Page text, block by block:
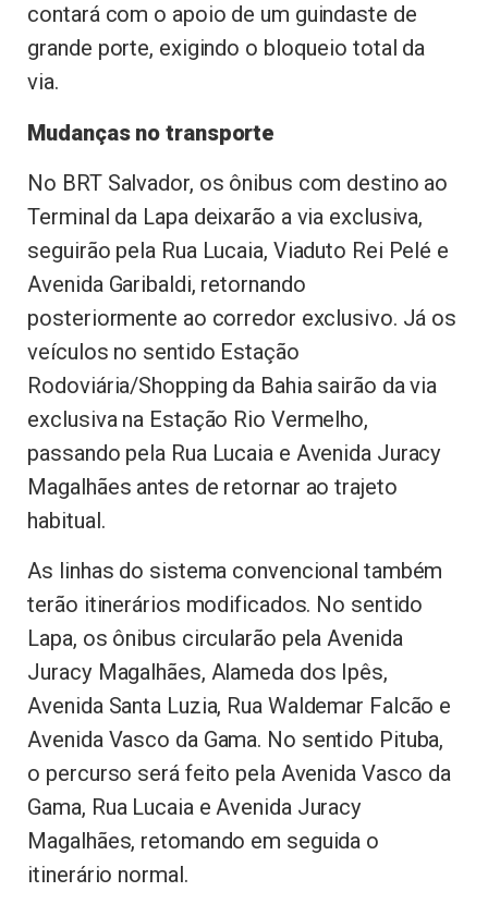
contará com o apoio de um guindaste de
grande porte, exigindo o bloqueio total da
via.
Mudanças no transporte
No BRT Salvador, os ônibus com destino ao
Terminal da Lapa deixarão a via exclusiva,
seguirão pela Rua Lucaia, Viaduto Rei Pelé e
Avenida Garibaldi, retornando
posteriormente ao corredor exclusivo. Já os
veículos no sentido Estação
Rodoviária/Shopping da Bahia sairão da via
exclusiva na Estação Rio Vermelho,
passando pela Rua Lucaia e Avenida Juracy
Magalhães antes de retornar ao trajeto
habitual.
As linhas do sistema convencional também
terão itinerários modificados. No sentido
Lapa, os ônibus circularão pela Avenida
Juracy Magalhães, Alameda dos Ipês,
Avenida Santa Luzia, Rua Waldemar Falcão e
Avenida Vasco da Gama. No sentido Pituba,
o percurso será feito pela Avenida Vasco da
Gama, Rua Lucaia e Avenida Juracy
Magalhães, retomando em seguida o
itinerário normal.